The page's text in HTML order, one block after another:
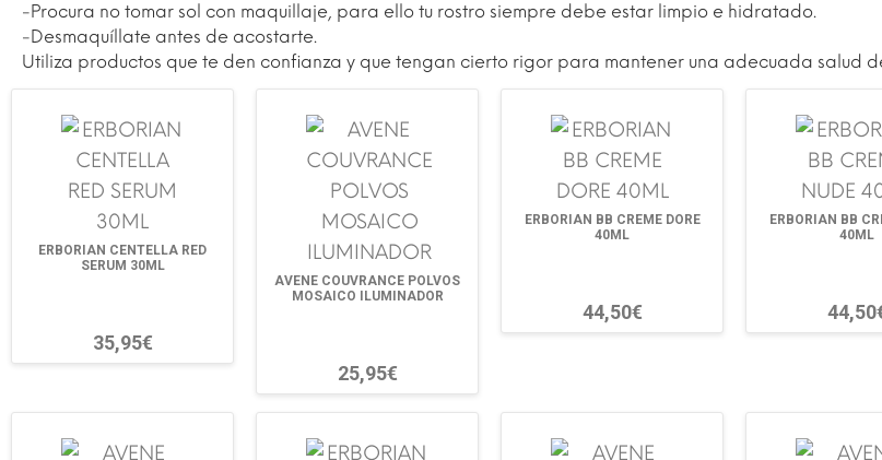
-Procura no tomar sol con maquillaje, para ello tu rostro siempre debe estar limpio e hidratado.
-Desmaquíllate antes de acostarte.
Utiliza productos que te den confianza y que tengan cierto rigor para mantener una adecuada salud
ERBORIAN CENTELLA RED
SERUM 30ML
35,95€
AVENE COUVRANCE POLVOS
MOSAICO ILUMINADOR
25,95€
ERBORIAN BB CREME DORE
40ML
44,50€
ERBORIAN BB
40ML